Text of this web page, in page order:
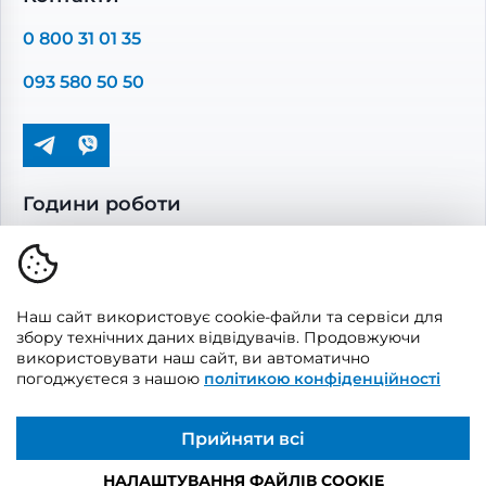
Дверцята ревізійні
0 800 31 01 35
093 580 50 50
Години роботи
Сб-Нд: вихідні
Наш сайт використовує cookie-файли та сервіси для
збору технічних даних відвідувачів. Продовжуючи
використовувати наш сайт, ви автоматично
погоджуєтеся з нашою політикою конфіденційності
НАЛАШТУВАННЯ ФАЙЛІВ COOKIE
Прийняти всі